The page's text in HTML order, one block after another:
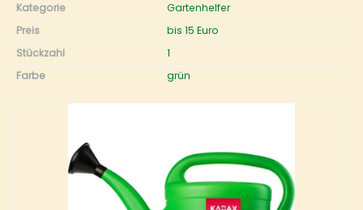
Kategorie
Gartenhelfer
Preis
bis 15 Euro
Stückzahl
1
Farbe
grün